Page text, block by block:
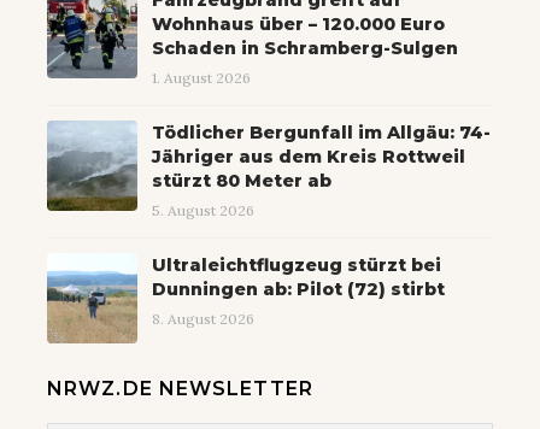
Wohnhaus über – 120.000 Euro
Schaden in Schramberg-Sulgen
1. August 2026
Tödlicher Bergunfall im Allgäu: 74-
Jähriger aus dem Kreis Rottweil
stürzt 80 Meter ab
5. August 2026
Ultraleichtflugzeug stürzt bei
Dunningen ab: Pilot (72) stirbt
8. August 2026
NRWZ.DE NEWSLETTER